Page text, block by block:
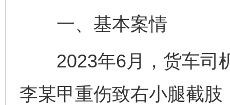
一、基本案情
2023年6月，货车司
李某甲重伤致右小腿截